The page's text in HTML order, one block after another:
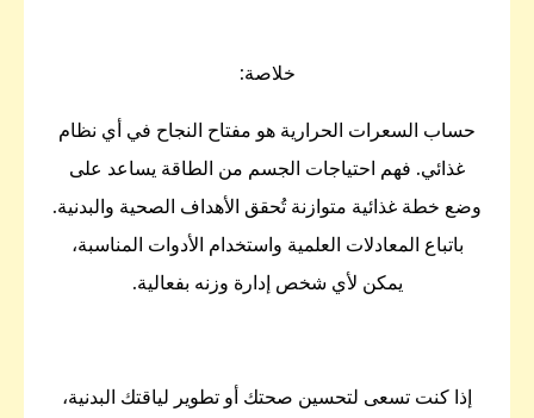
خلاصة:
حساب السعرات الحرارية هو مفتاح النجاح في أي نظام
غذائي. فهم احتياجات الجسم من الطاقة يساعد على
وضع خطة غذائية متوازنة تُحقق الأهداف الصحية والبدنية.
باتباع المعادلات العلمية واستخدام الأدوات المناسبة،
يمكن لأي شخص إدارة وزنه بفعالية.
إذا كنت تسعى لتحسين صحتك أو تطوير لياقتك البدنية،